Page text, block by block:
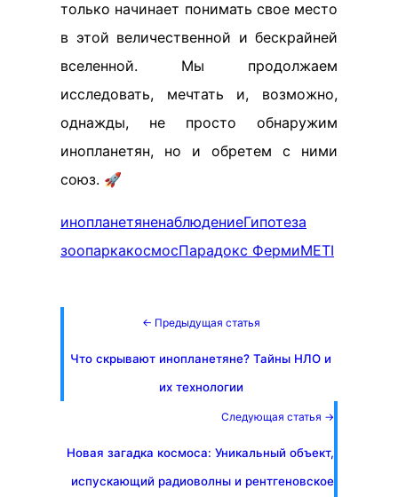
только начинает понимать свое место
в этой величественной и бескрайней
вселенной. Мы продолжаем
исследовать, мечтать и, возможно,
однажды, не просто обнаружим
инопланетян, но и обретем с ними
союз. 🚀
инопланетяненаблюдениеГипотеза
зоопаркакосмосПарадокс ФермиMETI
← Предыдущая статья
Что скрывают инопланетяне? Тайны НЛО и
их технологии
Следующая статья →
Новая загадка космоса: Уникальный объект,
испускающий радиоволны и рентгеновское